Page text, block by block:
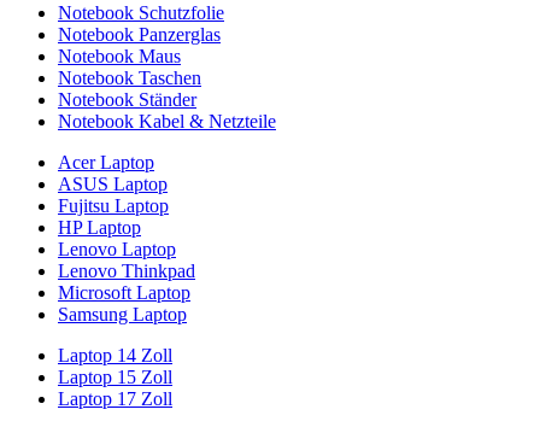
Notebook Schutzfolie
Notebook Panzerglas
Notebook Maus
Notebook Taschen
Notebook Ständer
Notebook Kabel & Netzteile
Acer Laptop
ASUS Laptop
Fujitsu Laptop
HP Laptop
Lenovo Laptop
Lenovo Thinkpad
Microsoft Laptop
Samsung Laptop
Laptop 14 Zoll
Laptop 15 Zoll
Laptop 17 Zoll